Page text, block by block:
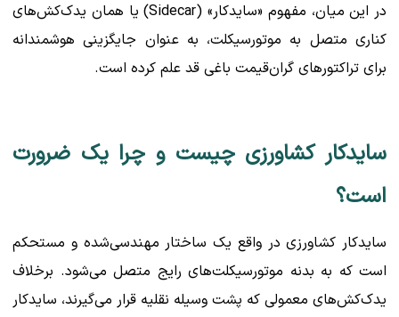
در این میان، مفهوم «سایدکار» (Sidecar) یا همان یدک‌کش‌های
کناری متصل به موتورسیکلت، به عنوان جایگزینی هوشمندانه
برای تراکتورهای گران‌قیمت باغی قد علم کرده است.
سایدکار کشاورزی چیست و چرا یک ضرورت
است؟
سایدکار کشاورزی در واقع یک ساختار مهندسی‌شده و مستحکم
است که به بدنه موتورسیکلت‌های رایج متصل می‌شود. برخلاف
یدک‌کش‌های معمولی که پشت وسیله نقلیه قرار می‌گیرند، سایدکار